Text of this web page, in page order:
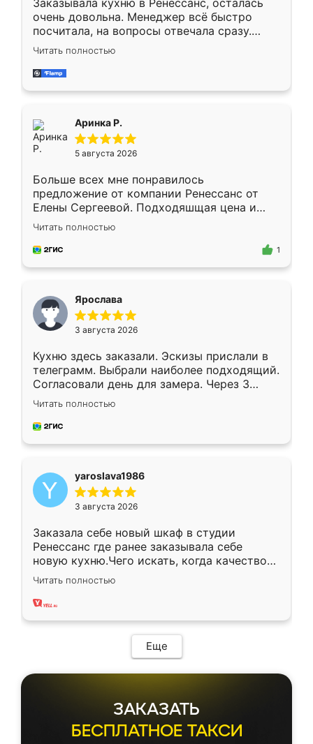
Заказывала кухню в Ренессанс, осталась
очень довольна. Менеджер всё быстро
посчитала, на вопросы отвечала сразу.
Замерщик приехал в субботу, подошёл к
делу со всей ответственностью. Собрали
за день, ребята работали аккуратно, даже
Читать полностью
Аринка Р.
5 августа 2026
Больше всех мне понравилось
предложение от компании Ренессанс от
Елены Сергеевой. Подходяшщая цена и
короткие сроки изготовления. Приехавший
для замера сотрудник Владислав
предложил по моему эскизу самый
Читать полностью
1
Ярослава
3 августа 2026
Кухню здесь заказали. Эскизы прислали в
телеграмм. Выбрали наиболее подходящий.
Согласовали день для замера. Через 3
недели кухня была уже готова. Остались
довольны работой. Спасибо Ренессанс
мебель за качественную работу!
Читать полностью
yaroslava1986
3 августа 2026
Заказала себе новый шкаф в студии
Ренессанс где ранее заказывала себе
новую кухню.Чего искать, когда качеством
вполне довольна. Служит кухня уже почти
два года, нареканий нет.
Читать полностью
Еще
ЗАКАЗАТЬ
БЕСПЛАТНОЕ ТАКСИ